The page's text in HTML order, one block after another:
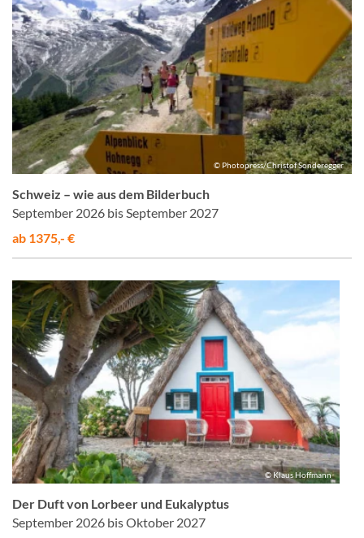
© Photopress/Christof Sonderegger
Schweiz – wie aus dem Bilderbuch
September 2026 bis September 2027
ab 1375,- €
© Klaus Hoffmann
Der Duft von Lorbeer und Eukalyptus
September 2026 bis Oktober 2027